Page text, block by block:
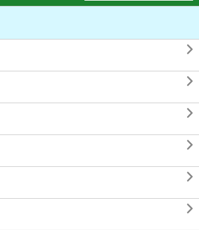





